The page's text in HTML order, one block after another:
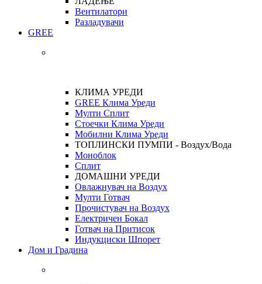
Вентилатори
Разладувачи
GREE
КЛИМА УРЕДИ
GREE Клима Уреди
Мулти Сплит
Стоечки Клима Уреди
Мобилни Клима Уреди
ТОПЛИНСКИ ПУМПИ - Воздух/Вода
Моноблок
Сплит
ДОМАШНИ УРЕДИ
Овлажнувач на Воздух
Мулти Готвач
Прочистувач на Воздух
Електричен Бокал
Готвач на Притисок
Индукциски Шпорет
Дом и Градина